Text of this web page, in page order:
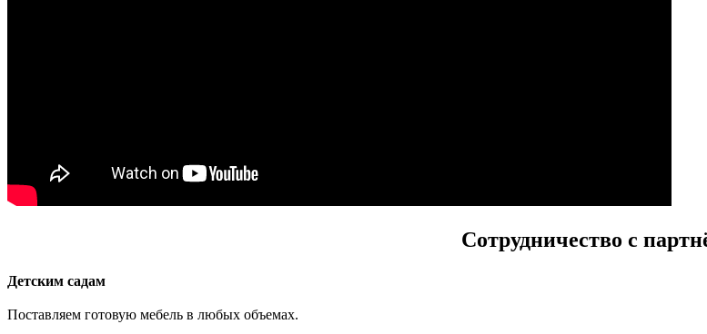
Сотрудничество с
Детским садам
Поставляем готовую мебель в любых объемах.